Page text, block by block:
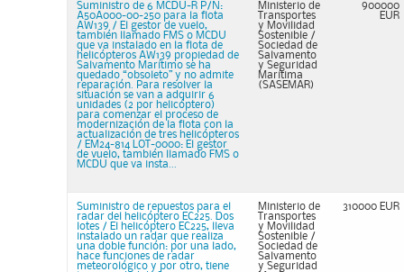
Suministro de 6 MCDU-R P/N:
A50A000-00-250 para la flota
AW139 / El gestor de vuelo,
también llamado FMS o MCDU
que va instalado en la flota de
helicópteros AW139 propiedad de
Salvamento Marítimo se ha
quedado “obsoleto” y no admite
reparación. Para resolver la
situación se van a adquirir 6
unidades (2 por helicóptero)
para comenzar el proceso de
modernización de la flota con la
actualización de tres helicópteros
/ EM24-814 LOT-0000: El gestor
de vuelo, también llamado FMS o
MCDU que va insta...
Ministerio de
Transportes
y Movilidad
Sostenible /
Sociedad de
Salvamento
y Seguridad
Marítima
(SASEMAR)
900000
EUR
Suministro de repuestos para el
radar del helicóptero EC225. Dos
lotes / El helicóptero EC225, lleva
instalado un radar que realiza
una doble función: por una lado,
hace funciones de radar
meteorológico y por otro, tiene
Ministerio de
Transportes
y Movilidad
Sostenible /
Sociedad de
Salvamento
y Seguridad
310000 EUR